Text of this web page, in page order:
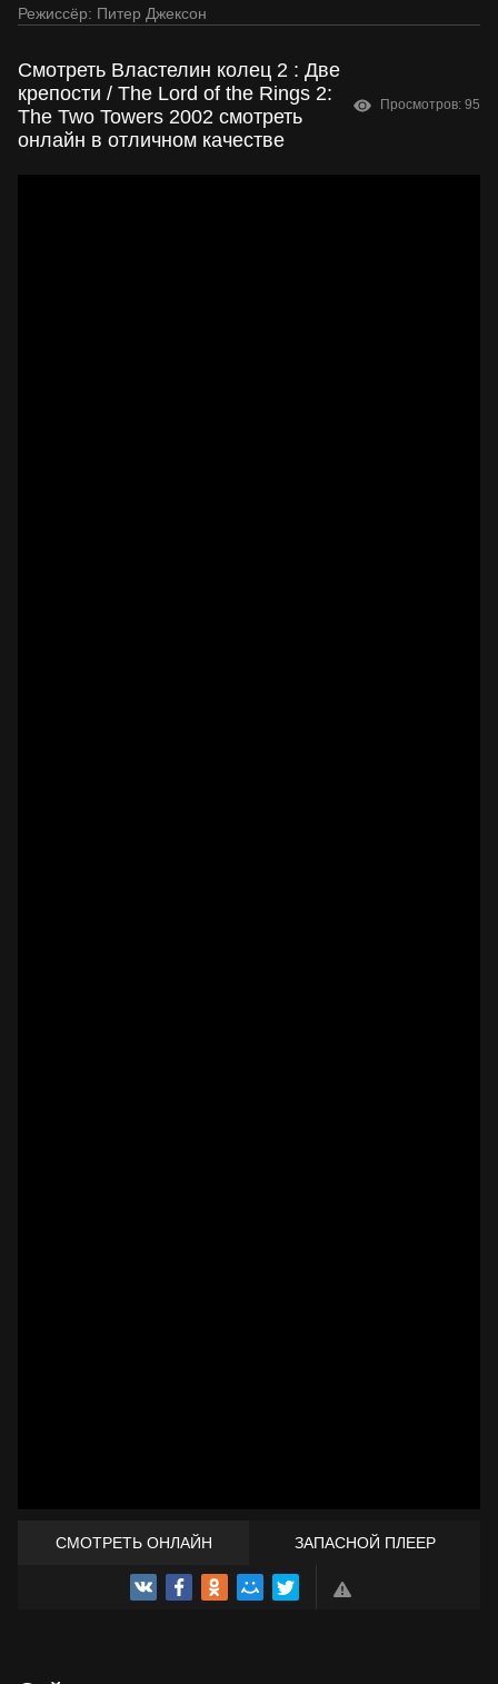
Режиссёр: Питер Джексон
Смотреть Властелин колец 2 : Две
крепости / The Lord of the Rings 2:
The Two Towers 2002 смотреть
онлайн в отличном качестве
Просмотров: 95
СМОТРЕТЬ ОНЛАЙН ЗАПАСНОЙ ПЛЕЕР
ТРЕЙЛЕР